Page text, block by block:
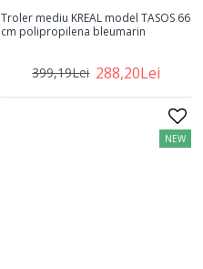
Troler mediu KREAL model TASOS 66
cm polipropilena bleumarin
288,20Lei
399,19Lei
NEW